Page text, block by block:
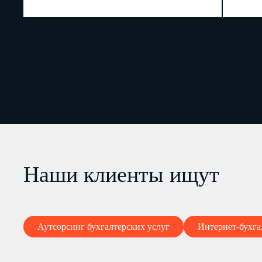
Наши клиенты ищут
Аутсорсинг бухгалтерских услуг Интернет-